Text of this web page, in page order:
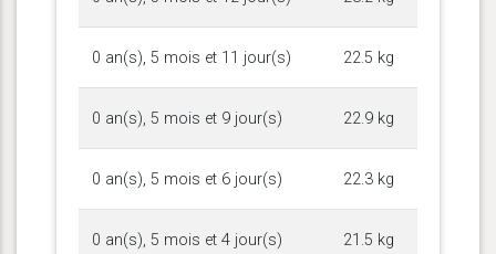
0 an(s), 5 mois et 11 jour(s) 22.5 kg
0 an(s), 5 mois et 9 jour(s) 22.9 kg
0 an(s), 5 mois et 6 jour(s) 22.3 kg
0 an(s), 5 mois et 4 jour(s) 21.5 kg